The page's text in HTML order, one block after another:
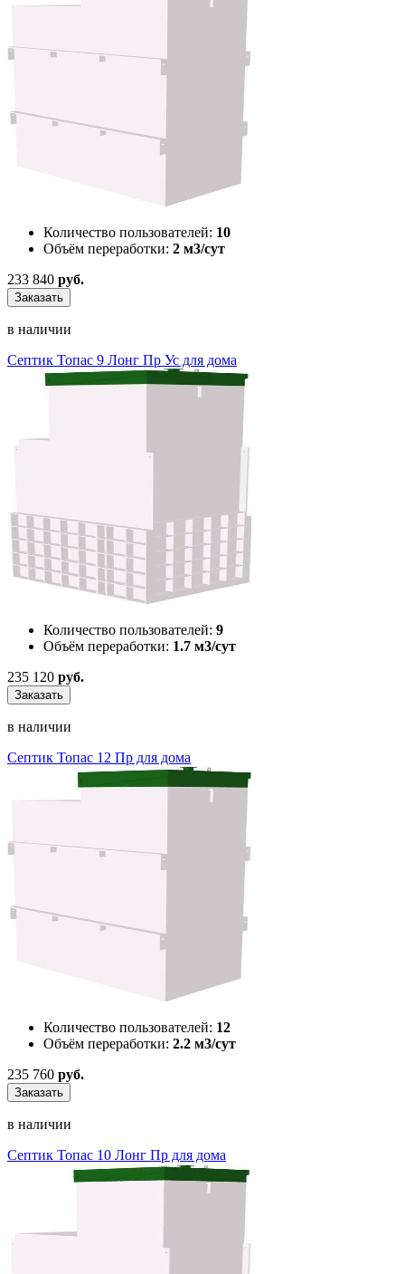
Количество пользователей: 10
Объём переработки: 2 м3/сут
233 840 руб.
Заказать
в наличии
Септик Топас 9 Лонг Пр Ус для дома
Количество пользователей: 9
Объём переработки: 1.7 м3/сут
235 120 руб.
Заказать
в наличии
Септик Топас 12 Пр для дома
Количество пользователей: 12
Объём переработки: 2.2 м3/сут
235 760 руб.
Заказать
в наличии
Септик Топас 10 Лонг Пр для дома